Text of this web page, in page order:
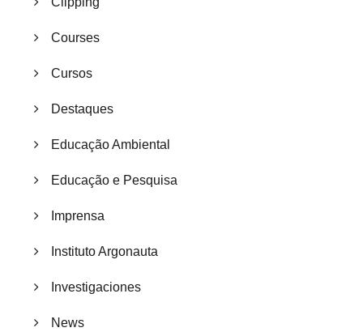
Courses
Cursos
Destaques
Educação Ambiental
Educação e Pesquisa
Imprensa
Instituto Argonauta
Investigaciones
News